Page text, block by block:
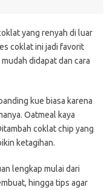
yang renyah di luar
coklat ini jadi favorit
didapat dan cara
kue biasa karena
Oatmeal kaya
coklat chip yang
ketagihan.
lengkap mulai dari
hingga tips agar